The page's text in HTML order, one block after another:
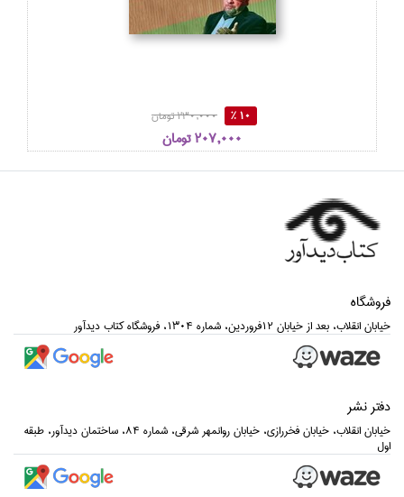
10 % 230,000 تومان
207,000 تومان
فروشگاه
خيابان انقلاب، بعد از خيابان 12فروردين، شماره 1304، فروشگاه كتاب ديدآور
دفتر نشر
خيابان انقلاب، خيابان فخررازي، خيابان روانمهر شرقي، شماره 84، ساختمان ديدآور، طبقه
اول